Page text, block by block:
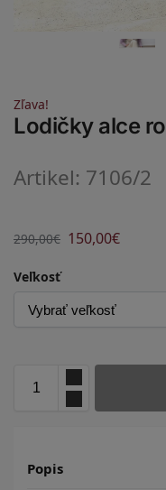
Zľava!
Lodičky alce
Artikel: 7106/2
290,00€ 150,00€
Veľkosť
Popis